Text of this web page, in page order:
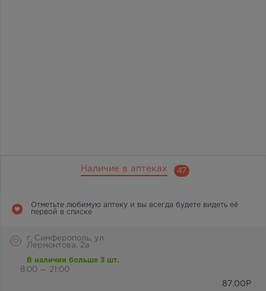
Наличие в аптеках 47
Отметьте любимую аптеку и вы всегда будете видеть её
первой в списке
г. Симферополь, ул.
Лермонтова, 2а
В наличии больше 3 шт.
8:00 — 21:00
87.00 Р